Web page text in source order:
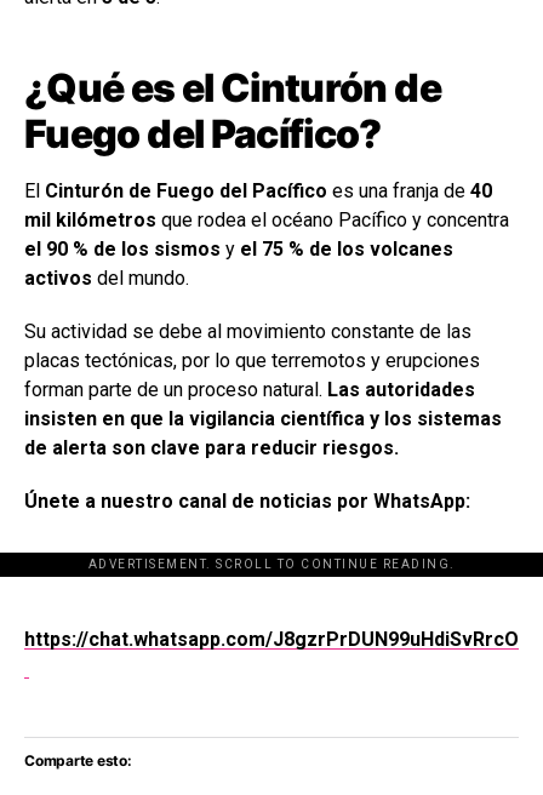
¿Qué es el Cinturón de
Fuego del Pacífico?
El Cinturón de Fuego del Pacífico es una franja de 40
mil kilómetros que rodea el océano Pacífico y concentra
el 90 % de los sismos y el 75 % de los volcanes
activos del mundo.
Su actividad se debe al movimiento constante de las
placas tectónicas, por lo que terremotos y erupciones
forman parte de un proceso natural. Las autoridades
insisten en que la vigilancia científica y los sistemas
de alerta son clave para reducir riesgos.
Únete a nuestro canal de noticias por WhatsApp:
ADVERTISEMENT. SCROLL TO CONTINUE READING.
[adsforwp id="243463"]
https://chat.whatsapp.com/J8gzrPrDUN99uHdiSvRrcO
Comparte esto: